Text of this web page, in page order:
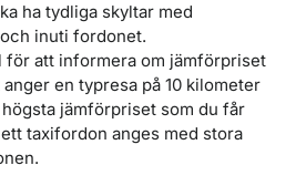
ha tydliga skyltar med
inuti fordonet.
att informera om jämförpriset
en typresa på 10 kilometer
jämförpriset som du får
taxifordon anges med stora